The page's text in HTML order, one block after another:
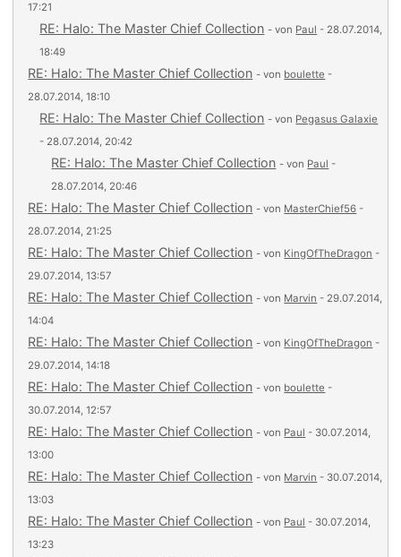
17:21
RE: Halo: The Master Chief Collection - von Paul - 28.07.2014,
18:49
RE: Halo: The Master Chief Collection - von boulette -
28.07.2014, 18:10
RE: Halo: The Master Chief Collection - von Pegasus Galaxie
- 28.07.2014, 20:42
RE: Halo: The Master Chief Collection - von Paul -
28.07.2014, 20:46
RE: Halo: The Master Chief Collection - von MasterChief56 -
28.07.2014, 21:25
RE: Halo: The Master Chief Collection - von KingOfTheDragon -
29.07.2014, 13:57
RE: Halo: The Master Chief Collection - von Marvin - 29.07.2014,
14:04
RE: Halo: The Master Chief Collection - von KingOfTheDragon -
29.07.2014, 14:18
RE: Halo: The Master Chief Collection - von boulette -
30.07.2014, 12:57
RE: Halo: The Master Chief Collection - von Paul - 30.07.2014,
13:00
RE: Halo: The Master Chief Collection - von Marvin - 30.07.2014,
13:03
RE: Halo: The Master Chief Collection - von Paul - 30.07.2014,
13:23